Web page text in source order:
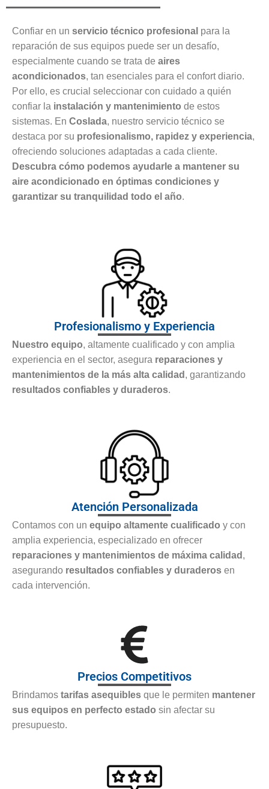
Confiar en un servicio técnico profesional para la
reparación de sus equipos puede ser un desafío,
especialmente cuando se trata de aires
acondicionados, tan esenciales para el confort diario.
Por ello, es crucial seleccionar con cuidado a quién
confiar la instalación y mantenimiento de estos
sistemas. En Coslada, nuestro servicio técnico se
destaca por su profesionalismo, rapidez y experiencia,
ofreciendo soluciones adaptadas a cada cliente.
Descubra cómo podemos ayudarle a mantener su
aire acondicionado en óptimas condiciones y
garantizar su tranquilidad todo el año.
Profesionalismo y Experiencia
Nuestro equipo, altamente cualificado y con amplia
experiencia en el sector, asegura reparaciones y
mantenimientos de la más alta calidad , garantizando
resultados confiables y duraderos.
Atención Personalizada
Contamos con un equipo altamente cualificado y con
amplia experiencia, especializado en ofrecer
reparaciones y mantenimientos de máxima calidad ,
asegurando resultados confiables y duraderos en
cada intervención.
Precios Competitivos
Brindamos tarifas asequibles que le permiten mantener
sus equipos en perfecto estado sin afectar su
presupuesto.